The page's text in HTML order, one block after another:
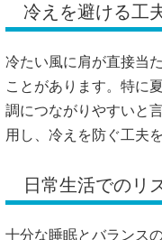
冷えを避ける工
冷たい風に肩が直接当
ことがあります。特に
調につながりやすいと
用し、冷えを防ぐ工夫
日常生活でのリ
十分な睡眠とバランス